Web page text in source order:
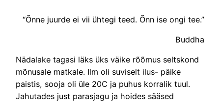
“Õnne juurde ei vii ühtegi teed. Õnn ise ongi tee.”
Buddha
Nädalake tagasi läks üks väike rõõmus seltskond
mõnusale matkale. Ilm oli suviselt ilus- päike
paistis, sooja oli üle 20C ja puhus korralik tuul.
Jahutades just parasjagu ja hoides sääsed